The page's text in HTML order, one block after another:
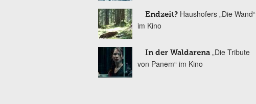
Endzeit? Haushofers „Die Wand“
im Kino
In der Waldarena „Die Tribute
von Panem“ im Kino